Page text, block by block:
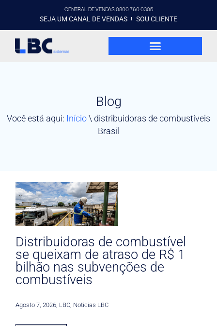
CENTRAL DE VENDAS 0800 760 0305
SEJA UM CANAL DE VENDAS SOU CLIENTE
Blog
Você está aqui: Início\ distribuidoras de combustíveis
Brasil
Distribuidoras de combustível
se queixam de atraso de R$ 1
bilhão nas subvenções de
combustíveis
Agosto 7, 2026 LBC Noticias LBC